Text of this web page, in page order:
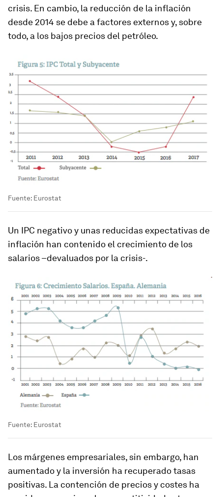
crisis. En cambio, la reducción de la inflación
desde 2014 se debe a factores externos y, sobre
todo, a los bajos precios del petróleo.
Fuente: Eurostat
Un IPC negativo y unas reducidas expectativas de
inflación han contenido el crecimiento de los
salarios –devaluados por la crisis-.
Fuente: Eurostat
Los márgenes empresariales, sin embargo, han
aumentado y la inversión ha recuperado tasas
positivas. La contención de precios y costes ha